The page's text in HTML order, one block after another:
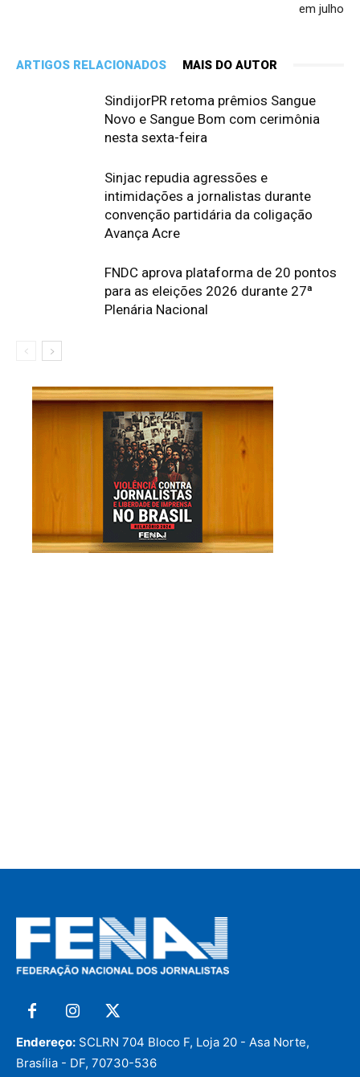
em julho
ARTIGOS RELACIONADOS MAIS DO AUTOR
SindijorPR retoma prêmios Sangue
Novo e Sangue Bom com cerimônia
nesta sexta-feira
Sinjac repudia agressões e
intimidações a jornalistas durante
convenção partidária da coligação
Avança Acre
FNDC aprova plataforma de 20 pontos
para as eleições 2026 durante 27ª
Plenária Nacional
Endereço: SCLRN 704 Bloco F, Loja 20 - Asa Norte,
Brasília - DF, 70730-536